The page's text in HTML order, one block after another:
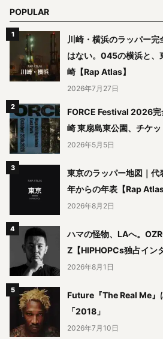
POPULAR
川崎・横浜のラッパー
はない。045の横浜と、
崎【Rap Atlas】
2026年7月27日
FORCE Festival 2026完
崎 東扇島東公園、チケ
2026年5月5日
東京のラッパー地図｜
年からの年表【Rap Atlas
2026年8月2日
ハマの怪物、LAへ。
Z【HIPHOPCs独占イン
2026年8月1日
Future『The Real Me』
「2018」
2026年7月10日